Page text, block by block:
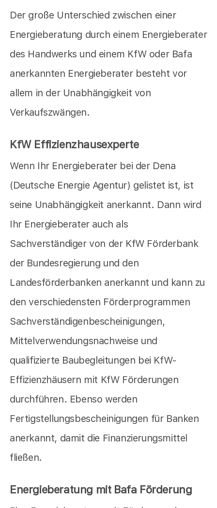
Der große Unterschied zwischen einer
Energieberatung durch einem Energieberater
des Handwerks und einem KfW oder Bafa
anerkannten Energieberater besteht vor
allem in der Unabhängigkeit von
Verkaufszwängen.
KfW Effizienzhausexperte
Wenn Ihr Energieberater bei der Dena
(Deutsche Energie Agentur) gelistet ist, ist
seine Unabhängigkeit anerkannt. Dann wird
Ihr Energieberater auch als
Sachverständiger von der KfW Förderbank
der Bundesregierung und den
Landesförderbanken anerkannt und kann zu
den verschiedensten Förderprogrammen
Sachverständigenbescheinigungen,
Mittelverwendungsnachweise und
qualifizierte Baubegleitungen bei KfW-
Effizienzhäusern mit KfW Förderungen
durchführen. Ebenso werden
Fertigstellungsbescheinigungen für Banken
anerkannt, damit die Finanzierungsmittel
fließen.
Energieberatung mit Bafa Förderung